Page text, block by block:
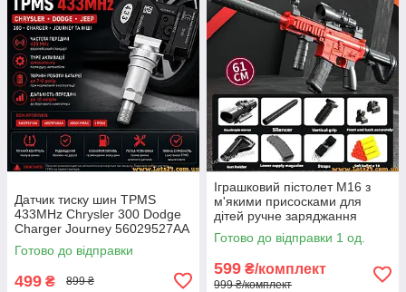
Датчик тиску шин TPMS
433MHz Chrysler 300 Dodge
Charger Journey 56029527AA
68078768AA
Готово до відправки
499 ₴ 899 ₴
Іграшковий пістолет M16 з
м'якими присосками для
дітей ручне заряджання
безпечна іграшка для
активних ігор подарунок
Готово до відправки 1 од.
599 ₴/комплект
999 ₴/комплект